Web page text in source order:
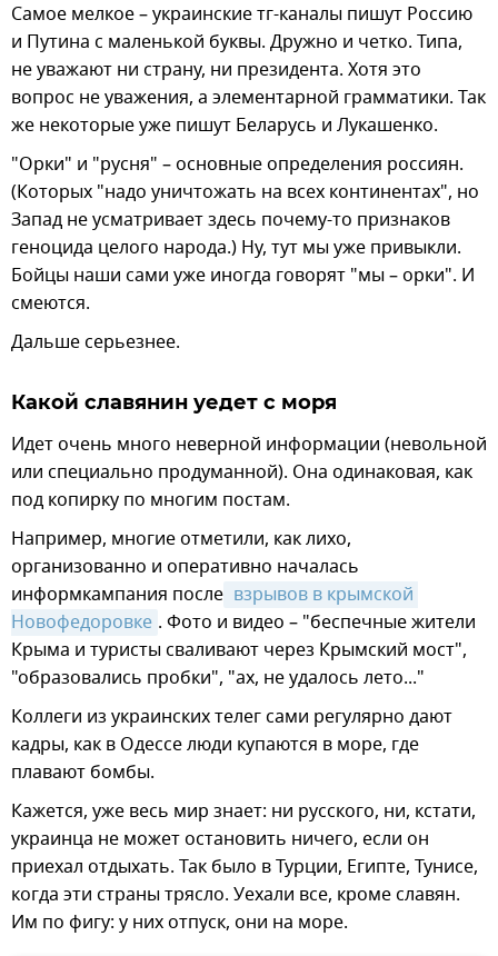
Самое мелкое – украинские тг-каналы пишут Россию
и Путина с маленькой буквы. Дружно и четко. Типа,
не уважают ни страну, ни президента. Хотя это
вопрос не уважения, а элементарной грамматики. Так
же некоторые уже пишут Беларусь и Лукашенко.
"Орки" и "русня" – основные определения россиян.
(Которых "надо уничтожать на всех континентах", но
Запад не усматривает здесь почему-то признаков
геноцида целого народа.) Ну, тут мы уже привыкли.
Бойцы наши сами уже иногда говорят "мы – орки". И
смеются.
Дальше серьезнее.
Какой славянин уедет с моря
Идет очень много неверной информации (невольной
или специально продуманной). Она одинаковая, как
под копирку по многим постам.
Например, многие отметили, как лихо,
организованно и оперативно началась
информкампания после взрывов в крымской
Новофедоровке . Фото и видео – "беспечные жители
Крыма и туристы сваливают через Крымский мост",
"образовались пробки", "ах, не удалось лето..."
Коллеги из украинских телег сами регулярно дают
кадры, как в Одессе люди купаются в море, где
плавают бомбы.
Кажется, уже весь мир знает: ни русского, ни, кстати,
украинца не может остановить ничего, если он
приехал отдыхать. Так было в Турции, Египте, Тунисе,
когда эти страны трясло. Уехали все, кроме славян.
Им по фигу: у них отпуск, они на море.